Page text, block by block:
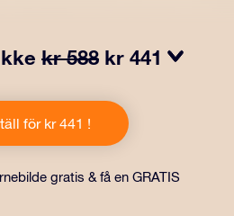
kr 588 kr 441
konvolutt og personlige
til en adresse etter eget
og gratis bruk av våre
og kjære på.
för kr 441 !
gratis & få en GRATIS